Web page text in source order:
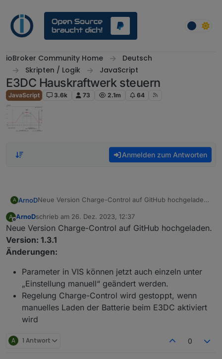
ioBroker Community Home
Deutsch
Skripten / Logik
JavaScript
E3DC Hauskraftwerk steuern
JavaScript 3.6k 73 2.1m 64
Anmelden zum Antworten
A ArnoDNeue Version Charge-Control auf GitHub hochgeladen.
Änderungen:
Fehler behoben, dass die neue Objekt-ID
"0_userdata.0.Charge_Control.Allgemein.Akt_Berec
hnete_Ladeleistung_W" nach Ladeende nicht auf 0
berechnet, wenn „Automatik Laderegelung“
A
Offline
ArnoDschrieb am 26. Dez. 2023, 12:37
zuletzt editiert von
Neue Version Charge-Control auf GitHub hochgeladen.
Version: 1.3.1
Änderungen:
Parameter in VIS können jetzt auch einzeln unter
„Einstellung manuell“ geändert werden.
Regelung Charge-Control wird gestoppt, wenn
manuelles Laden der Batterie beim E3DC aktiviert
wird
A 1 Antwort 0